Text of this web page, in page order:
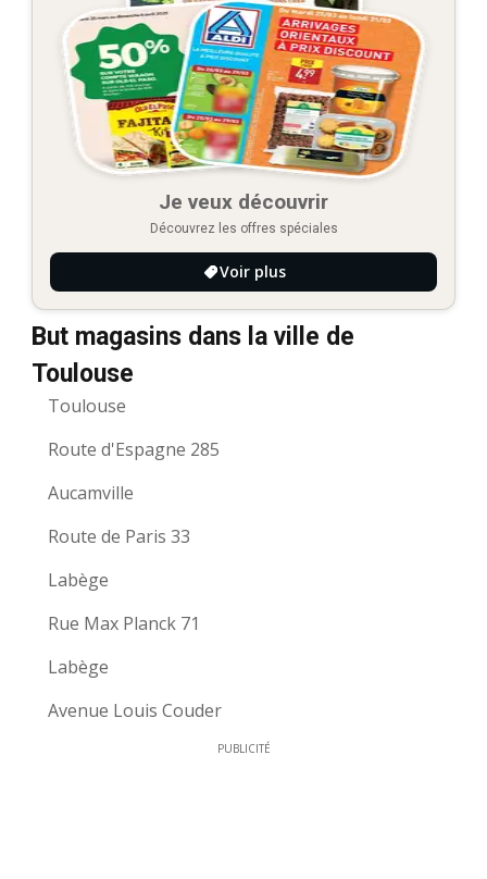
Je veux découvrir
Découvrez les offres spéciales
Voir plus
But magasins dans la ville de
Toulouse
Toulouse
Route d'Espagne 285
Aucamville
Route de Paris 33
Labège
Rue Max Planck 71
Labège
Avenue Louis Couder
PUBLICITÉ